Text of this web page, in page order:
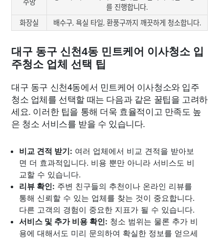
를 진행합니다.
화장실
배수구, 욕실 타일, 환풍구까지 깨끗하게 청소합니다.
대구 동구 신천4동 민트케어 이사청소 입
주청소 업체 선택 팁
대구 동구 신천4동에서 민트케어 이사청소와 입주
청소 업체를 선택할 때는 다음과 같은 꿀팁을 고려하
세요. 이러한 팁을 통해 더욱 효율적이고 만족도 높
은 청소 서비스를 받을 수 있습니다.
비교 견적 받기: 여러 업체에서 비교 견적을 받아보
면 더 효과적입니다. 비용 뿐만 아니라 서비스도 비
교할 수 있습니다.
리뷰 확인: 주변 친구들의 추천이나 온라인 리뷰를
통해 신뢰할 수 있는 업체를 찾는 것이 중요합니다.
다른 고객의 경험이 중요한 지표가 될 수 있습니다.
서비스 및 추가 비용 확인: 청소 범위는 물론 추가 비
용에 대해서도 미리 문의하여 확실한 정보를 얻으세